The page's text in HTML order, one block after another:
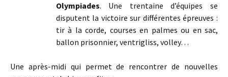
Olympiades. Une trentaine d’équipes se
disputent la victoire sur différentes épreuves :
tir à la corde, courses en palmes ou en sac,
ballon prisonnier, ventrigliss, volley…
Une après-midi qui permet de rencontrer de nouvelles